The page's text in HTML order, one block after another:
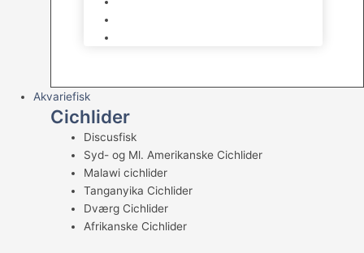
Akvariefisk
Cichlider
Discusfisk
Syd- og Ml. Amerikanske Cichlider
Malawi cichlider
Tanganyika Cichlider
Dværg Cichlider
Afrikanske Cichlider